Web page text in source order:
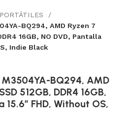
PORTÁTILES
BQ294, AMD Ryzen 7
16GB, NO DVD, Pantalla
Indie Black
M3504YA-BQ294, AMD
512GB, DDR4 16GB,
15.6″ FHD, Without OS,